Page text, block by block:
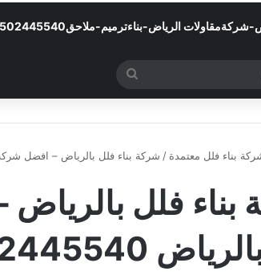
الرياض-بناءترميم-ملاحق0502445540
عن
بناء فلل معتمدة / شركة بناء فلل بالرياض – افضل شركة بناء
بناء فلل
0502445540